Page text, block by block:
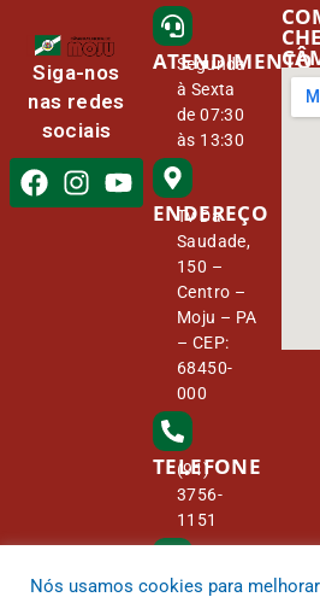
Siga-nos
nas redes
sociais
ATENDIMENTO
Segunda
à Sexta
de 07:30
às 13:30
ENDEREÇO
Tv Da
Saudade,
150 –
Centro –
Moju – PA
– CEP:
68450-
000
TELEFONE
(91)
3756-
1151
Nós usamos cookies para